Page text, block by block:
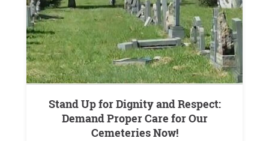
Stand Up for Dignity and Respect:
Demand Proper Care for Our
Cemeteries Now!